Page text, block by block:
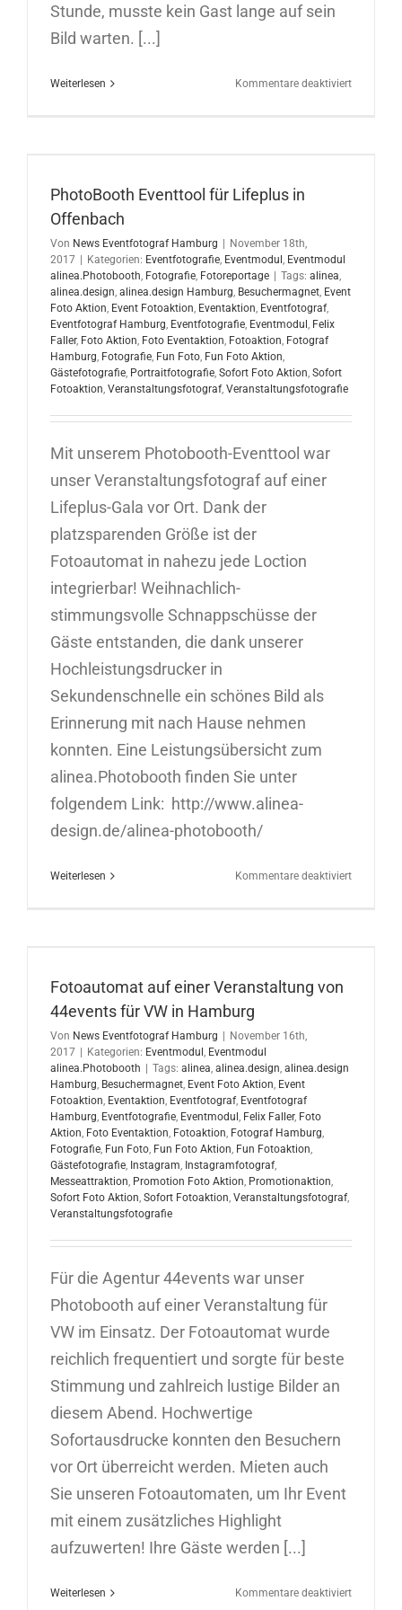
Stunde, musste kein Gast lange auf sein
Bild warten. [...]
Weiterlesen Kommentare deaktiviertfür
PhotoBooth Eventtool für Lifeplus in
Offenbach
Von News Eventfotograf Hamburg
November 18th,
2017
Kategorien: Eventfotografie, Eventmodul , Eventmodul
alinea.Photobooth, Fotografie, Fotoreportage Tags: alinea,
alinea.design, alinea.design Hamburg, Besuchermagnet, Event
Foto Aktion, Event Fotoaktion, Eventaktion, Eventfotograf,
Eventfotograf Hamburg, Eventfotografie, Eventmodul , Felix
Faller, Foto Aktion, Foto Eventaktion, Fotoaktion, Fotograf
Hamburg, Fotografie, Fun Foto, Fun Foto Aktion,
Gästefotografie, Portraitfotografie, Sofort Foto Aktion, Sofort
Fotoaktion, Veranstaltungsfotograf, Veranstaltungsfotografie
Mit unserem Photobooth-Eventtool war
unser Veranstaltungsfotograf auf einer
Lifeplus-Gala vor Ort. Dank der
platzsparenden Größe ist der
Fotoautomat in nahezu jede Loction
integrierbar! Weihnachlich-
stimmungsvolle Schnappschüsse der
Gäste entstanden, die dank unserer
Hochleistungsdrucker in
Sekundenschnelle ein schönes Bild als
Erinnerung mit nach Hause nehmen
konnten. Eine Leistungsübersicht zum
alinea.Photobooth finden Sie unter
folgendem Link: http://www.alinea-
design.de/alinea-photobooth/
Weiterlesen Kommentare deaktiviertfür
Fotoautomat auf einer Veranstaltung von
44events für VW in Hamburg
Von News Eventfotograf Hamburg
November 16th,
2017
Kategorien: Eventmodul , Eventmodul
alinea.Photobooth
Tags: alinea, alinea.design, alinea.design
Hamburg, Besuchermagnet, Event Foto Aktion, Event
Fotoaktion, Eventaktion, Eventfotograf, Eventfotograf
Hamburg, Eventfotografie, Eventmodul , Felix Faller, Foto
Aktion, Foto Eventaktion, Fotoaktion, Fotograf Hamburg,
Fotografie, Fun Foto, Fun Foto Aktion, Fun Fotoaktion,
Gästefotografie, Instagram, Instagramfotograf,
Messeattraktion, Promotion Foto Aktion, Promotionaktion,
Sofort Foto Aktion, Sofort Fotoaktion, Veranstaltungsfotograf,
Veranstaltungsfotografie
Für die Agentur 44events war unser
Photobooth auf einer Veranstaltung für
VW im Einsatz. Der Fotoautomat wurde
reichlich frequentiert und sorgte für beste
Stimmung und zahlreich lustige Bilder an
diesem Abend. Hochwertige
Sofortausdrucke konnten den Besuchern
vor Ort überreicht werden. Mieten auch
Sie unseren Fotoautomaten, um Ihr Event
mit einem zusätzliches Highlight
aufzuwerten! Ihre Gäste werden [...]
Weiterlesen Kommentare deaktiviertfür